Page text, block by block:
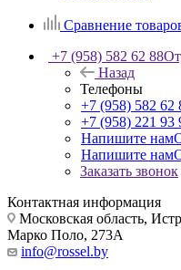
Сравнение
+7 (958) 582 62 88
Назад
Телефоны
+7 (958) 582 62
+7 (958) 221 93
Напишите нам
Напишите нам
Заказать звонок
Контактная информация
Московская область,
Марко Поло, 273А
info@rossel.by